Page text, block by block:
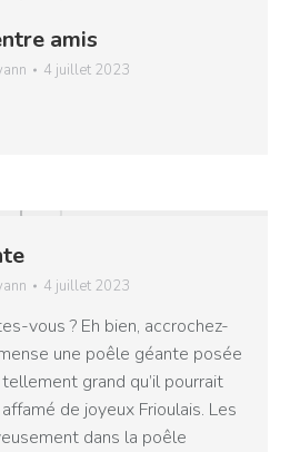
amis
4 juillet 2023
4 juillet 2023
vous ? Eh bien, accrochez-
une poêle géante posée
grand qu’il pourrait
de joyeux Frioulais. Les
dans la poêle